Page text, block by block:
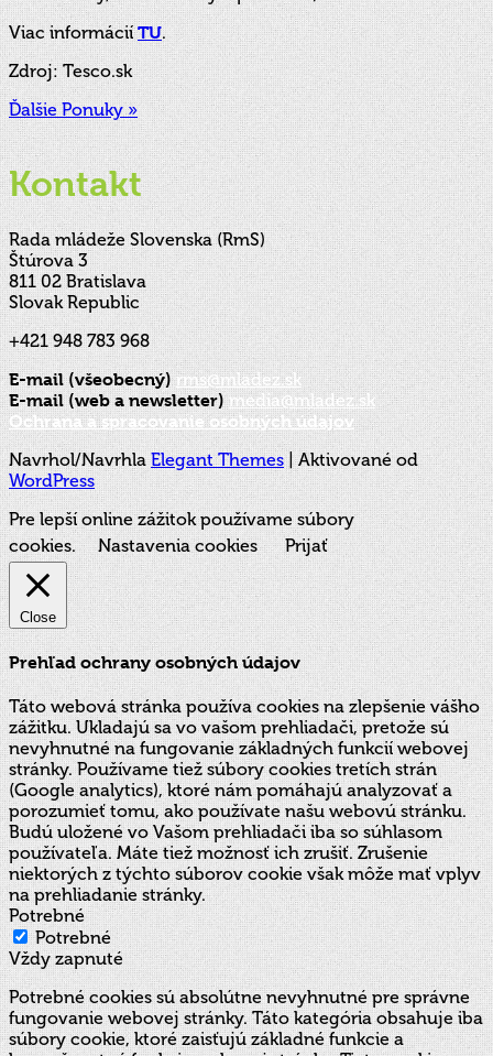
Viac informáciíTU.
Zdroj: Tesco.sk
Ďalšie Ponuky »
Kontakt
Rada mládeže Slovenska (RmS)
Štúrova 3
811 02 Bratislava
Slovak Republic
+421 948 783 968
E-mail (všeobecný)rms@mladez.sk
E-mail (web a newsletter) media@mladez.sk
Ochrana a spracovanie osobných údajov
Navrhol/NavrhlaElegant Themes| Aktivované od
WordPress
Pre lepší online zážitok používame súbory
cookies.
Nastavenia cookies Prijať
Close
Prehľad ochrany osobných údajov
Táto webová stránka používa cookies na zlepšenie vášho
zážitku. Ukladajú sa vo vašom prehliadači, pretože sú
nevyhnutné na fungovanie základných funkcií webovej
stránky. Používame tiež súbory cookies tretích strán
(Google analytics), ktoré nám pomáhajú analyzovať a
porozumieť tomu, ako používate našu webovú stránku.
Budú uložené vo Vašom prehliadači iba so súhlasom
používateľa. Máte tiež možnosť ich zrušiť. Zrušenie
niektorých z týchto súborov cookie však môže mať vplyv
na prehliadanie stránky.
Potrebné
Potrebné
Vždy zapnuté
Potrebné cookies sú absolútne nevyhnutné pre správne
fungovanie webovej stránky. Táto kategória obsahuje iba
súbory cookie, ktoré zaisťujú základné funkcie a